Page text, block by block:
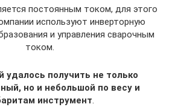
постоянным током, для этого
используют инверторную
и управления сварочным
током.
удалось получить не только
но и небольшой по весу и
инструмент.